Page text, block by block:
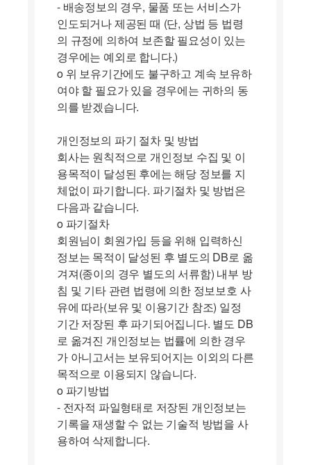
- 배송정보의 경우, 물품 또는 서비스가
인도되거나 제공된 때 (단, 상법 등 법령
의 규정에 의하여 보존할 필요성이 있는
경우에는 예외로 합니다.)
ο 위 보유기간에도 불구하고 계속 보유하
여야 할 필요가 있을 경우에는 귀하의 동
의를 받겠습니다.
개인정보의 파기 절차 및 방법
회사는 원칙적으로 개인정보 수집 및 이
용목적이 달성된 후에는 해당 정보를 지
체없이 파기합니다. 파기절차 및 방법은
다음과 같습니다.
ο 파기절차
회원님이 회원가입 등을 위해 입력하신
정보는 목적이 달성된 후 별도의 DB로 옮
겨져(종이의 경우 별도의 서류함) 내부 방
침 및 기타 관련 법령에 의한 정보보호 사
유에 따라(보유 및 이용기간 참조) 일정
기간 저장된 후 파기되어집니다. 별도 DB
로 옮겨진 개인정보는 법률에 의한 경우
가 아니고서는 보유되어지는 이외의 다른
목적으로 이용되지 않습니다.
ο 파기방법
- 전자적 파일형태로 저장된 개인정보는
기록을 재생할 수 없는 기술적 방법을 사
용하여 삭제합니다.